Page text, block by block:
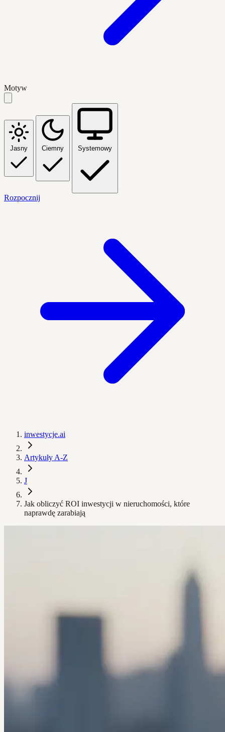
Motyw
Jasny Ciemny Systemowy
Rozpocznij
inwestycje.ai
Artykuły A-Z
J
Jak obliczyć ROI inwestycji w nieruchomości, które
naprawdę zarabiają